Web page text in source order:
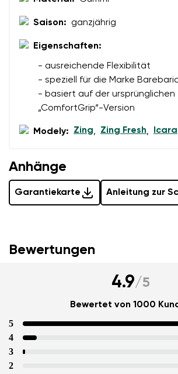
Saison: ganzjährig
Eigenschaften:
- ausreichende Flexibilität
- speziell für die Marke
- basiert auf der ursprünglichen
„ComfortGrip“-Version
Modely: Zing, Zing Fresh, Icara
Anhänge
Garantiekarte Anleitung zur
Bewertungen
4.9/5
Bewertet von 1000
5
4
3
2